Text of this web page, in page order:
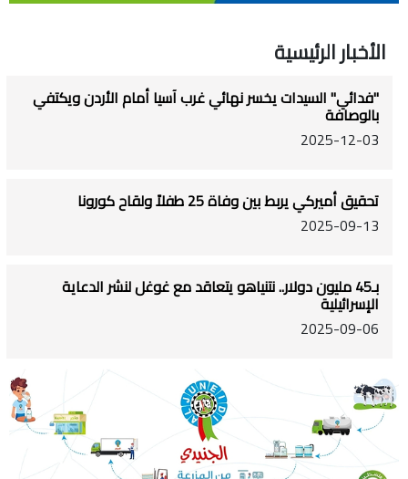
الأخبار الرئيسية
"فدائي" السيدات يخسر نهائي غرب آسيا أمام الأردن ويكتفي
بالوصافة
2025-12-03
تحقيق أميركي يربط بين وفاة 25 طفلاً ولقاح كورونا
2025-09-13
بـ45 مليون دولار.. نتنياهو يتعاقد مع غوغل لنشر الدعاية
الإسرائيلية
2025-09-06